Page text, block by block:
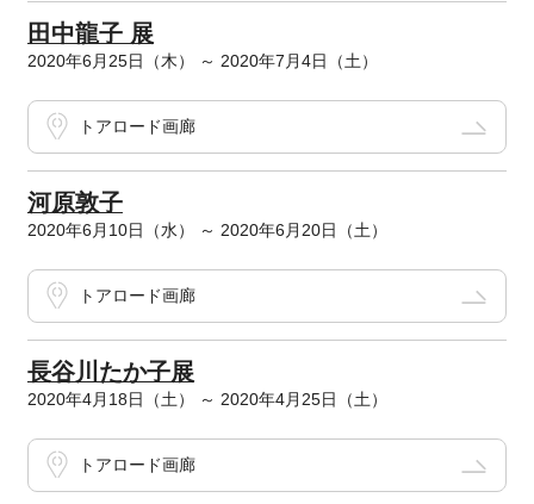
田中龍子 展
2020年6月25日（木） ～ 2020年7月4日（土）
トアロード画廊
河原敦子
2020年6月10日（水） ～ 2020年6月20日（土）
トアロード画廊
長谷川たか子展
2020年4月18日（土） ～ 2020年4月25日（土）
トアロード画廊